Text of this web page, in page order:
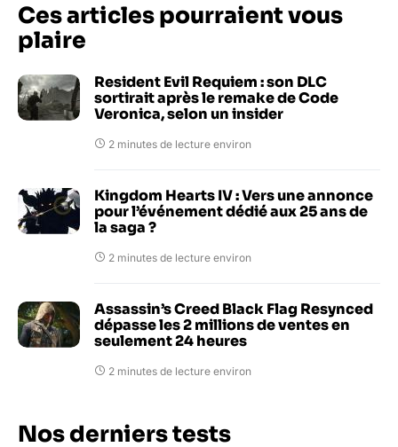
Ces articles pourraient vous
plaire
Resident Evil Requiem : son DLC
sortirait après le remake de Code
Veronica, selon un insider
2 minutes de lecture environ
Kingdom Hearts IV : Vers une annonce
pour l’événement dédié aux 25 ans de
la saga ?
2 minutes de lecture environ
Assassin’s Creed Black Flag Resynced
dépasse les 2 millions de ventes en
seulement 24 heures
2 minutes de lecture environ
Nos derniers tests